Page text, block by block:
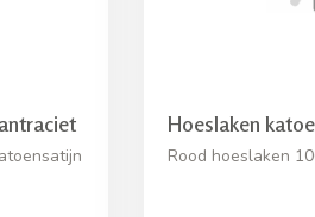
Hoeslaken
Rood hoeslaken